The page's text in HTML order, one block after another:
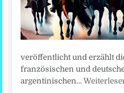
veröffentlicht und erzählt
französischen und
argentinischen…